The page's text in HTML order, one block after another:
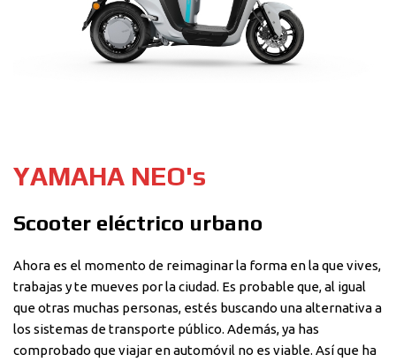
YAMAHA NEO's
Scooter eléctrico urbano
Ahora es el momento de reimaginar la forma en la que vives,
trabajas y te mueves por la ciudad. Es probable que, al igual
que otras muchas personas, estés buscando una alternativa a
los sistemas de transporte público. Además, ya has
comprobado que viajar en automóvil no es viable. Así que ha